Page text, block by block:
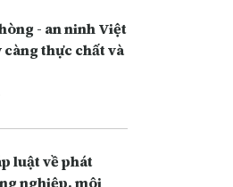
- an ninh Việt
càng thực chất và
luật về phát
nghiệp, môi